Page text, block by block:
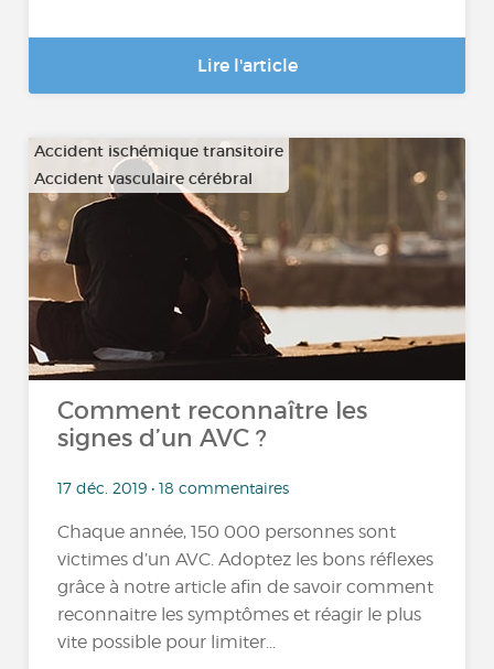
Lire l'article
Accident ischémique transitoire
Accident vasculaire cérébral
Comment reconnaître les
signes d’un AVC ?
17 déc. 2019 • 18 commentaires
Chaque année, 150 000 personnes sont
victimes d’un AVC. Adoptez les bons réflexes
grâce à notre article afin de savoir comment
reconnaitre les symptômes et réagir le plus
vite possible pour limiter...